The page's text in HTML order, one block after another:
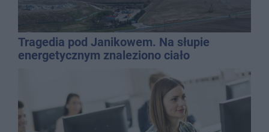
Tragedia pod Janikowem. Na słupie
energetycznym znaleziono ciało